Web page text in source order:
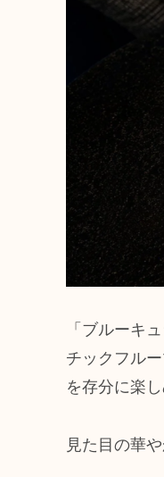
「ブルーキ
チックフル
を存分に楽し
見た目の華